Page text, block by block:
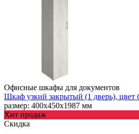
Офисные шкафы для документов
Шкаф узкий закрытый (1 дверь), цвет
размер: 400х450х1987 мм
Хит продаж
Скидка